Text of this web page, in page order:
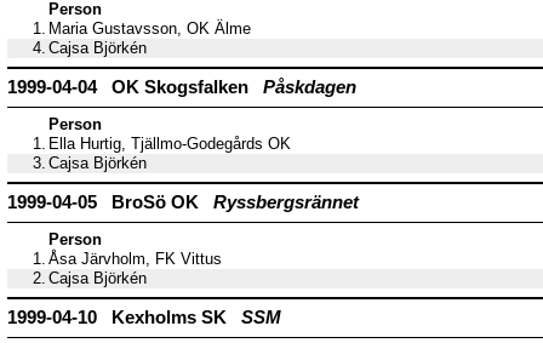
Person
1. Maria Gustavsson, OK Älme
4. Cajsa Björkén
1999-04-04 OK Skogsfalken Påskdagen
Person
1. Ella Hurtig, Tjällmo-Godegårds OK
3. Cajsa Björkén
1999-04-05 BroSö OK Ryssbergsrännet
Person
1. Åsa Järvholm, FK Vittus
2. Cajsa Björkén
1999-04-10 Kexholms SK SSM